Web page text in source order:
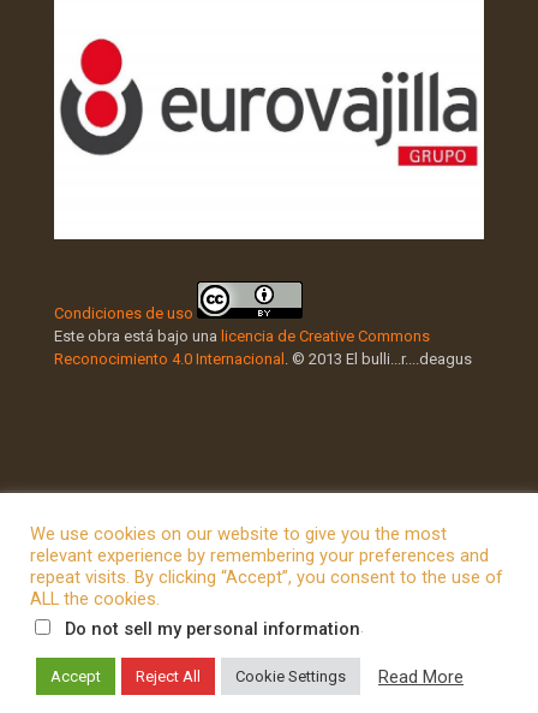
Condiciones de uso
Este obra está bajo una licencia de Creative Commons
Reconocimiento 4.0 Internacional . © 2013 El bulli...r....deagus
© 2026 Betheme by Muffin group
We use cookies on our website to give you the most
relevant experience by remembering your preferences and
repeat visits. By clicking “Accept”, you consent to the use of
ALL the cookies.
Do not sell my personal information.
Accept Reject All Cookie Settings Read More